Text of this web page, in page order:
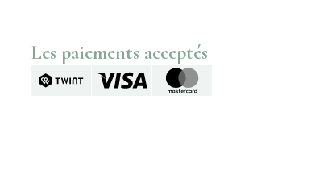
Les paiements acceptés